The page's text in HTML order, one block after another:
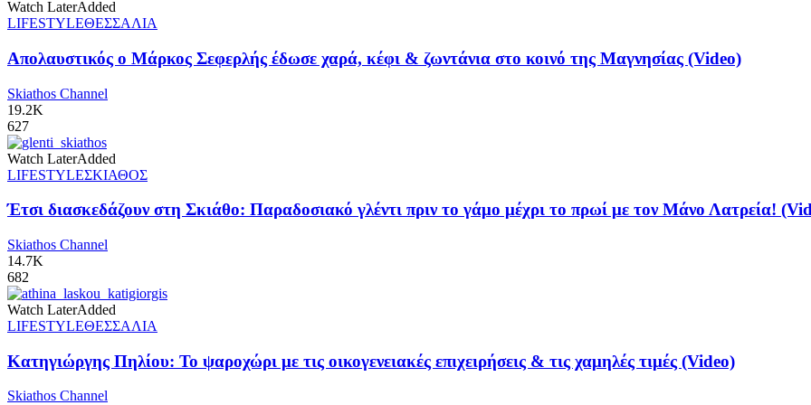
Watch LaterAdded
LIFESTYLEΘΕΣΣΑΛΙΑ
Απολαυστικός ο Μάρκος Σεφερλής έδωσε χαρά, κέφι & ζωντάνια στο κοινό της Μαγνησίας (Video)
Skiathos Channel
19.2K
627
Watch LaterAdded
LIFESTYLEΣΚΙΑΘΟΣ
Έτσι διασκεδάζουν στη Σκιάθο: Παραδοσιακό γλέντι πριν το γάμο μέχρι το πρωί με τον Μάνο Λατρεία!
Skiathos Channel
14.7K
682
Watch LaterAdded
LIFESTYLEΘΕΣΣΑΛΙΑ
Κατηγιώργης Πηλίου: Το ψαροχώρι με τις οικογενειακές επιχειρήσεις & τις χαμηλές τιμές (Video)
Skiathos Channel